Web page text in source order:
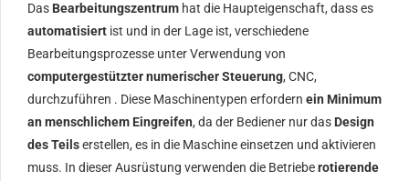
Das Bearbeitungszentrum hat die Haupteigenschaft, dass es
automatisiert ist und in der Lage ist, verschiedene
Bearbeitungsprozesse unter Verwendung von
computergestützter numerischer Steuerung, CNC,
durchzuführen . Diese Maschinentypen erfordern ein Minimum
an menschlichem Eingreifen, da der Bediener nur das Design
des Teilserstellen, es in die Maschine einsetzen und aktivieren
muss. In dieser Ausrüstung verwenden die Betrieberotierende